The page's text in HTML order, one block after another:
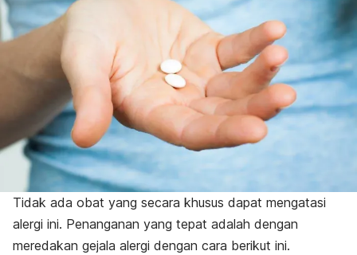
Tidak ada obat yang secara khusus dapat mengatasi
alergi ini. Penanganan yang tepat adalah dengan
meredakan gejala alergi dengan cara berikut ini.